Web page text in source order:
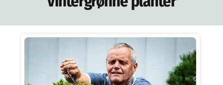
NETTBUTIKK
NYHETSBREV
KURS
HAGETIPS